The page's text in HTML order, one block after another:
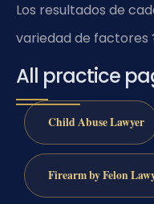
Los resultados de
variedad de factores
All practice
Child Abuse Lawyer
Firearm by Felon